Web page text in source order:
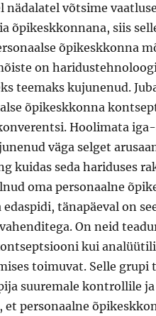
nädalatel võtsime
õpikeskkonnana, siis
õpikeskkonna
on
teemaks kujunenud.
õpikeskkonna
Hoolimata
väga selget
kuidas seda hariduses
oma personaalne
edaspidi, tänapäeval on
On neid
kui
toimuvat. Selle grupi
suuremale kontrollile
et personaalne